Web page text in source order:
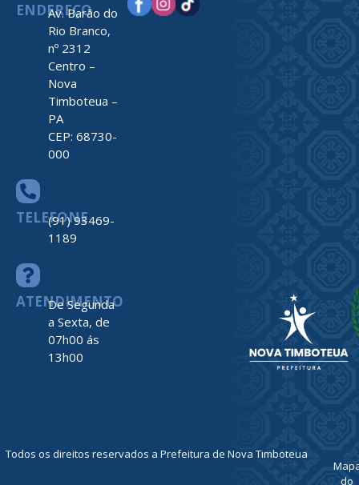
ENDEREÇO
Av. Barão do
Rio Branco,
nº 2312
Centro –
Nova
Timboteua –
PA
CEP: 68730-
000
TELEFONE
(91) 93469-
1189
ATENDIMENTO
De Segunda
a Sexta, de
07h00 ás
13h00
Todos os direitos reservados a Prefeitura de Nova Timboteua
do